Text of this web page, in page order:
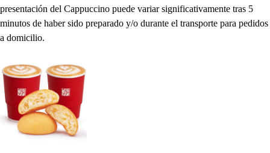
presentación del Cappuccino puede variar significativamente tras 5
minutos de haber sido preparado y/o durante el transporte para pedidos
a domicilio.